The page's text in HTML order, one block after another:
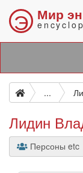
Э Мир
...
Лидин
Персоны etc